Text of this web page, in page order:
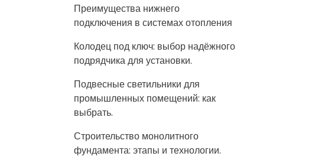
Преимущества нижнего
подключения в системах отопления
Колодец под ключ: выбор надёжного
подрядчика для установки.
Подвесные светильники для
промышленных помещений: как
выбрать.
Строительство монолитного
фундамента: этапы и технологии.